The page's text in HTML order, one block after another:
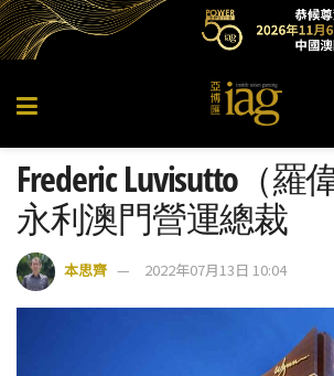
Frederic Luvisutto（
永利澳門營運總裁
本思齊 2022年07月13日 10:04